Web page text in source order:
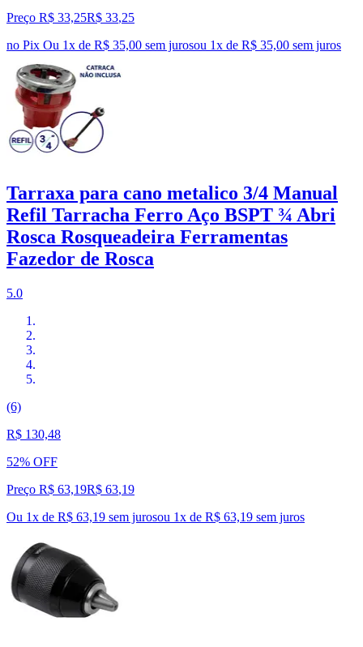
Preço R$ 33,25R$ 33,25
no Pix Ou 1x de R$ 35,00 sem jurosou 1x de R$ 35,00 sem juros
Tarraxa para cano metalico 3/4 Manual
Refil Tarracha Ferro Aço BSPT ¾ Abri
Rosca Rosqueadeira Ferramentas
Fazedor de Rosca
5.0
(6)
R$ 130,48
52% OFF
Preço R$ 63,19R$ 63,19
Ou 1x de R$ 63,19 sem jurosou 1x de R$ 63,19 sem juros